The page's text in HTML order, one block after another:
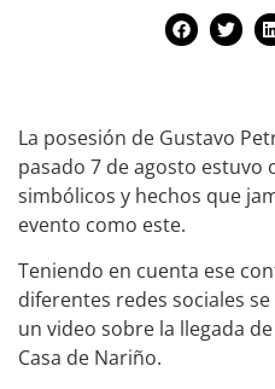
La posesión de Gustavo
pasado 7 de agosto estuvo
simbólicos y hechos que
evento como este.
Teniendo en cuenta ese
diferentes redes sociales
un video sobre la llegada
Casa de Nariño.